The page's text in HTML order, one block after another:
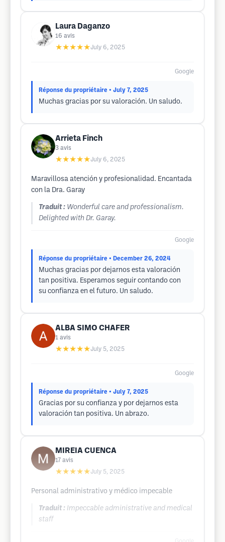
Laura Daganzo
16 avis
★★★★★July 6, 2025
Google
Réponse du propriétaire • July 7, 2025
Muchas gracias por su valoración. Un saludo.
Arrieta Finch
3 avis
★★★★★July 6, 2025
Maravillosa atención y profesionalidad. Encantada
con la Dra. Garay
Traduit : Wonderful care and professionalism.
Delighted with Dr. Garay.
Google
Réponse du propriétaire • December 26, 2024
Muchas gracias por dejarnos esta valoración
tan positiva. Esperamos seguir contando con
su confianza en el futuro. Un saludo.
ALBA SIMO CHAFER
1 avis
★★★★★July 5, 2025
Google
Réponse du propriétaire • July 7, 2025
Gracias por su confianza y por dejarnos esta
valoración tan positiva. Un abrazo.
MIREIA CUENCA
17 avis
★★★★★July 5, 2025
Personal administrativo y médico impecable
Traduit : Impeccable administrative and medical
staff